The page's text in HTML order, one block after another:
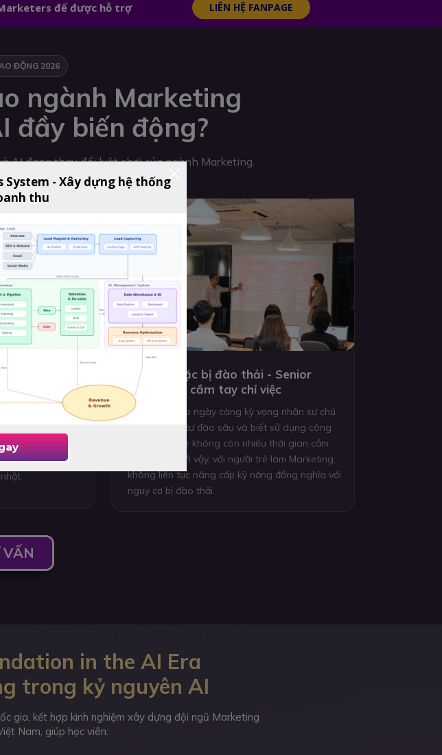
để được hỗ trợ LIÊN HỆ FANPAGE
ngành Marketing
đầy biến động?
AI đang thay đổi luật chơi của ngành Marketing.
còn là lợi
sự làm việc
lợi thế rõ rệt
Tự học hoặc bị đào thải - Senior
không còn cầm tay chỉ việc
Doanh nghiệp ngày càng kỳ vọng nhân sự chủ
động tự học, tự đào sâu và biết sử dụng công
cụ mới. Senior không còn nhiều thời gian cầm
tay chỉ việc. Vì vậy, với người trẻ làm Marketing,
không liên tục nâng cấp kỹ năng đồng nghĩa với
nguy cơ bị đào thải.
ĐỘNG 2026
in the AI Era
trong kỷ nguyên AI
gia, kết hợp kinh nghiệm xây dựng đội ngũ Marketing
Nam, giúp học viên:
System - Xây dựng hệ thống
thu